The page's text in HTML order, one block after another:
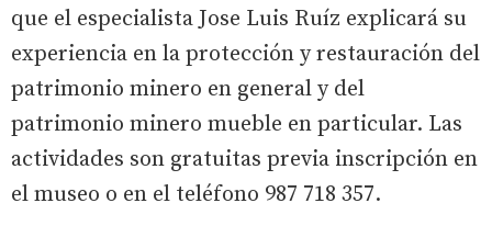
que el especialista Jose Luis Ruíz explicará su
experiencia en la protección y restauración del
patrimonio minero en general y del
patrimonio minero mueble en particular. Las
actividades son gratuitas previa inscripción en
el museo o en el teléfono 987 718 357.